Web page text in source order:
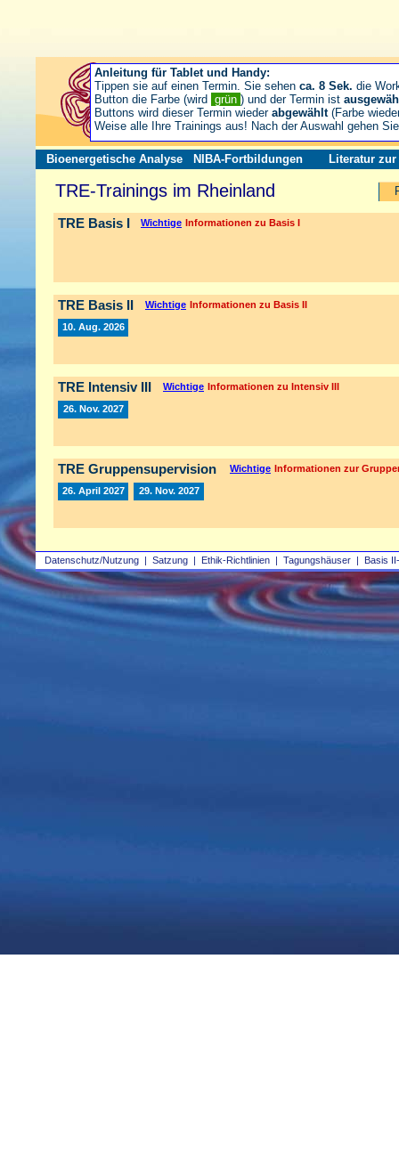
Datenschutz/Nutzung | Satzung | Ethik-Richtlinien | Tagungshäuser | Basis
Bioenergetische Analyse NIBA-Fortbildungen Literatur zur
TRE-Trainings im Rheinland
TRE Basis I Wichtige Informationen zu Basis I
TRE Basis II Wichtige Informationen zu Basis II
10. Aug. 2026
TRE Intensiv III Wichtige Informationen zu Intensiv III
26. Nov. 2027
TRE Gruppensupervision Wichtige Informationen zur
26. April 2027 29. Nov. 2027
Anleitung für Tablet und Handy:
Tippen sie auf einen Termin. Sie sehen ca. 8 Sek. die
Button die Farbe (wird grün ) und der Termin ist
Buttons wird dieser Termin wieder abgewählt(Farbe
Weise alle Ihre Trainings aus! Nach der Auswahl gehen